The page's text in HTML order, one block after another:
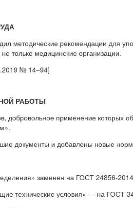
методические рекомендации для
только медицинские организации.
№ 14–94]
РАБОТЫ
применение которых
документы и добавлены новые
заменен на ГОСТ 24856-
технические условия» — на ГОСТ